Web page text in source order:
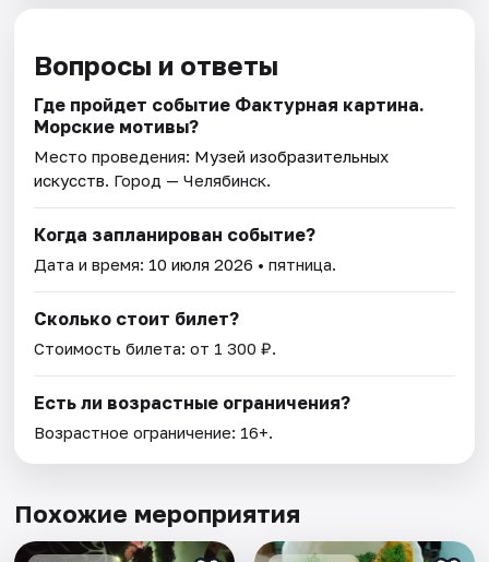
Вопросы и ответы
Где пройдет событие Фактурная картина.
Морские мотивы?
Место проведения: Музей изобразительных
искусств. Город — Челябинск.
Когда запланирован событие?
Дата и время: 10 июля 2026 • пятница.
Сколько стоит билет?
Стоимость билета: от 1 300 ₽.
Есть ли возрастные ограничения?
Возрастное ограничение: 16+.
Похожие мероприятия